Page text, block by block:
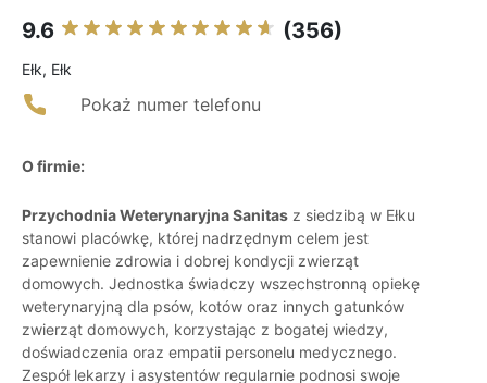
9.6 (356)
Ełk, Ełk
Pokaż numer telefonu
O firmie:
Przychodnia Weterynaryjna Sanitas z siedzibą w Ełku
stanowi placówkę, której nadrzędnym celem jest
zapewnienie zdrowia i dobrej kondycji zwierząt
domowych. Jednostka świadczy wszechstronną opiekę
weterynaryjną dla psów, kotów oraz innych gatunków
zwierząt domowych, korzystając z bogatej wiedzy,
doświadczenia oraz empatii personelu medycznego.
Zespół lekarzy i asystentów regularnie podnosi swoje